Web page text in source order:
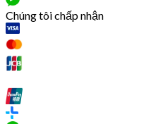
Chúng tôi chấp nhận